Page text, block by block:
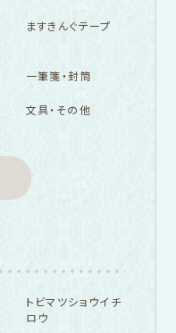
ますきんぐテープ
一筆箋・封筒
文具・その他
トビマツショウイチ
ロウ